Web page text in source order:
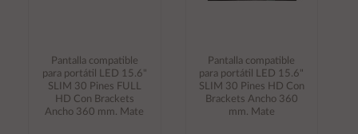
Pantalla compatible
para portátil LED 15.6"
SLIM 30 Pines FULL
HD Con Brackets
Ancho 360 mm. Mate
Pantalla compatible
para portátil LED 15.6"
SLIM 30 Pines HD Con
Brackets Ancho 360
mm. Mate